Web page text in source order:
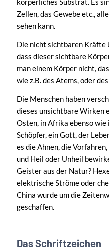
körperliches Substrat. Es
Zellen, das Gewebe etc.,
sehen kann.
Die nicht sichtbaren Kräfte
dass dieser sichtbare
man einem Körper nicht,
wie z.B. des Atems, oder
Die Menschen haben
dieses unsichtbare Wirken
Osten, in Afrika ebenso wie
Schöpfer, ein Gott, der
es die Ahnen, die
und Heil oder Unheil
Geister aus der Natur?
elektrische Ströme oder
China wurde um die
geschaffen.
Das Schriftzeichen